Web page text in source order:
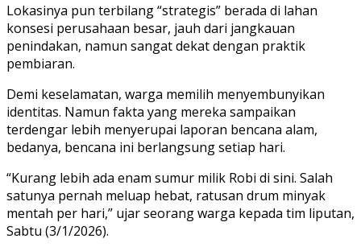
Lokasinya pun terbilang “strategis” berada di lahan
konsesi perusahaan besar, jauh dari jangkauan
penindakan, namun sangat dekat dengan praktik
pembiaran.
Demi keselamatan, warga memilih menyembunyikan
identitas. Namun fakta yang mereka sampaikan
terdengar lebih menyerupai laporan bencana alam,
bedanya, bencana ini berlangsung setiap hari.
“Kurang lebih ada enam sumur milik Robi di sini. Salah
satunya pernah meluap hebat, ratusan drum minyak
mentah per hari,” ujar seorang warga kepada tim liputan,
Sabtu (3/1/2026).